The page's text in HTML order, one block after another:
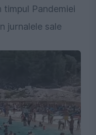
Pandemiei
jurnalele sale